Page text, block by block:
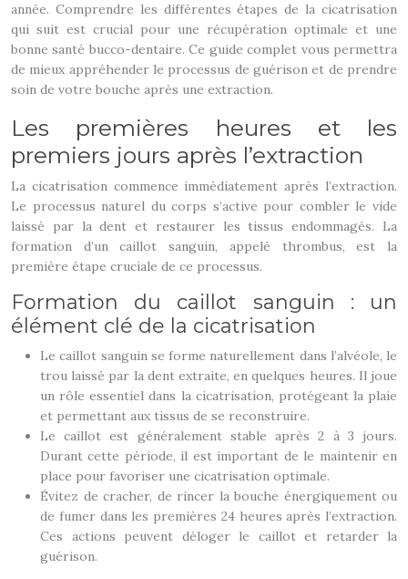
année. Comprendre les différentes étapes de la cicatrisation
qui suit est crucial pour une récupération optimale et une
bonne santé bucco-dentaire. Ce guide complet vous permettra
de mieux appréhender le processus de guérison et de prendre
soin de votre bouche après une extraction.
Les premières heures et les
premiers jours après l’extraction
La cicatrisation commence immédiatement après l’extraction.
Le processus naturel du corps s’active pour combler le vide
laissé par la dent et restaurer les tissus endommagés. La
formation d’un caillot sanguin, appelé thrombus, est la
première étape cruciale de ce processus.
Formation du caillot sanguin : un
élément clé de la cicatrisation
Le caillot sanguin se forme naturellement dans l’alvéole, le
trou laissé par la dent extraite, en quelques heures. Il joue
un rôle essentiel dans la cicatrisation, protégeant la plaie
et permettant aux tissus de se reconstruire.
Le caillot est généralement stable après 2 à 3 jours.
Durant cette période, il est important de le maintenir en
place pour favoriser une cicatrisation optimale.
Évitez de cracher, de rincer la bouche énergiquement ou
de fumer dans les premières 24 heures après l’extraction.
Ces actions peuvent déloger le caillot et retarder la
guérison.